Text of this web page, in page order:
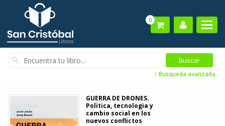
0
Busqueda avanzada
GUERRA DE DRONES.
Politica, tecnologia y
cambio social en los
nuevos conflictos